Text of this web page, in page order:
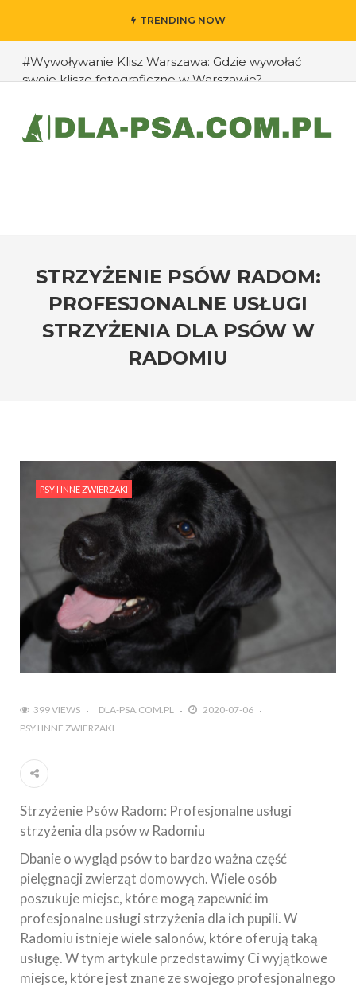
TRENDING NOW
#Wywoływanie Klisz Warszawa: Gdzie wywołać
swoje klisze fotograficzne w Warszawie?
#Jak przedłużyć życie swojego psa: rady eksperta
#Jak zapobiec ucieczkom psa?
STRZYŻENIE PSÓW RADOM:
PROFESJONALNE USŁUGI
STRZYŻENIA DLA PSÓW W
RADOMIU
PSY I INNE ZWIERZAKI
399 VIEWS DLA-PSA.COM.PL
2020-07-06
PSY I INNE ZWIERZAKI
Strzyżenie Psów Radom: Profesjonalne usługi
strzyżenia dla psów w Radomiu
Dbanie o wygląd psów to bardzo ważna część
pielęgnacji zwierząt domowych. Wiele osób
poszukuje miejsc, które mogą zapewnić im
profesjonalne usługi strzyżenia dla ich pupili. W
Radomiu istnieje wiele salonów, które oferują taką
usługę. W tym artykule przedstawimy Ci wyjątkowe
miejsce, które jest znane ze swojego profesjonalnego